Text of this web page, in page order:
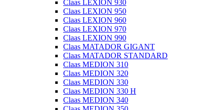
Claas LEXION 930
Claas LEXION 950
Claas LEXION 960
Claas LEXION 970
Claas LEXION 990
Claas MATADOR GIGANT
Claas MATADOR STANDARD
Claas MEDION 310
Claas MEDION 320
Claas MEDION 330
Claas MEDION 330 H
Claas MEDION 340